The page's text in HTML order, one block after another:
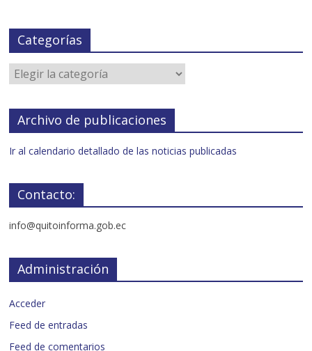
Categorías
Archivo de publicaciones
Ir al calendario detallado de las noticias publicadas
Contacto:
info@quitoinforma.gob.ec
Administración
Acceder
Feed de entradas
Feed de comentarios